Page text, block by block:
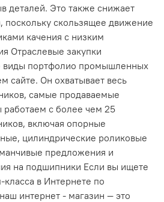
деталей. Это также снижает
поскольку скользящее движение
качения с низким
Отраслевые закупки
виды портфолио промышленных
сайте. Он охватывает весь
самые продаваемые
с более чем 25
включая опорные
цилиндрические роликовые
предложения и
на подшипники Если вы ищете
в Интернете по
интернет - магазин — это